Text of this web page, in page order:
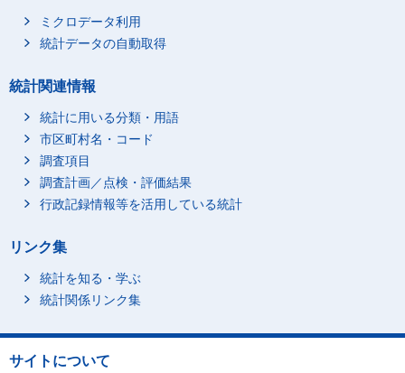
ミクロデータ利用
統計データの自動取得
統計関連情報
統計に用いる分類・用語
市区町村名・コード
調査項目
調査計画／点検・評価結果
行政記録情報等を活用している統計
リンク集
統計を知る・学ぶ
統計関係リンク集
サイトについて